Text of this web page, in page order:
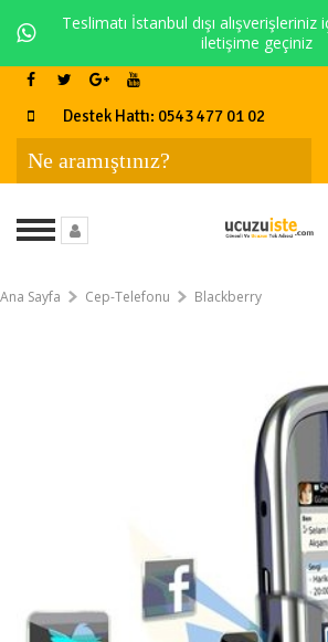
Teslimatı İstanbul dışı
iletişime geçiniz
Destek Hattı: 0543 477 01 02
Ana Sayfa Cep-Telefonu Blackberry